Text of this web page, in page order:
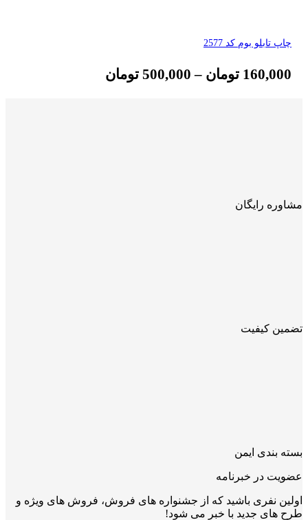
چاپ تابلو بوم کد 2577
160,000 تومان –
500,000 تومان
مشاوره رایگان
تضمین کیفیت
بسته بندی ایمن
عضویت در خبرنامه
اولین نفری باشید که از جشنواره های فروش، فروش های ویژه و
طرح های جدید با خبر می شود!